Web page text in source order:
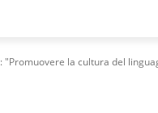
"Promuovere la cultura del